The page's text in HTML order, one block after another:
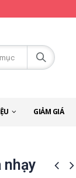
GIẢM GIÁ
nhạy